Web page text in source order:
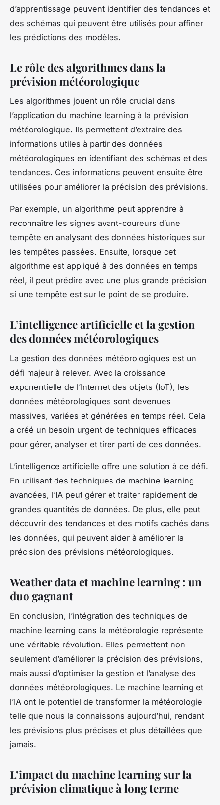
d’apprentissage peuvent identifier des tendances et
des schémas qui peuvent être utilisés pour affiner
les prédictions des modèles.
Le rôle des algorithmes dans la
prévision météorologique
Les algorithmes jouent un rôle crucial dans
l’application du machine learning à la prévision
météorologique. Ils permettent d’extraire des
informations utiles à partir des données
météorologiques en identifiant des schémas et des
tendances. Ces informations peuvent ensuite être
utilisées pour améliorer la précision des prévisions.
Par exemple, un algorithme peut apprendre à
reconnaître les signes avant-coureurs d’une
tempête en analysant des données historiques sur
les tempêtes passées. Ensuite, lorsque cet
algorithme est appliqué à des données en temps
réel, il peut prédire avec une plus grande précision
si une tempête est sur le point de se produire.
L’intelligence artificielle et la gestion
des données météorologiques
La gestion des données météorologiques est un
défi majeur à relever. Avec la croissance
exponentielle de l’Internet des objets (IoT), les
données météorologiques sont devenues
massives, variées et générées en temps réel. Cela
a créé un besoin urgent de techniques efficaces
pour gérer, analyser et tirer parti de ces données.
L’intelligence artificielle offre une solution à ce défi.
En utilisant des techniques de machine learning
avancées, l’IA peut gérer et traiter rapidement de
grandes quantités de données. De plus, elle peut
découvrir des tendances et des motifs cachés dans
les données, qui peuvent aider à améliorer la
précision des prévisions météorologiques.
Weather data et machine learning : un
duo gagnant
En conclusion, l’intégration des techniques de
machine learning dans la météorologie représente
une véritable révolution. Elles permettent non
seulement d’améliorer la précision des prévisions,
mais aussi d’optimiser la gestion et l’analyse des
données météorologiques. Le machine learning et
l’IA ont le potentiel de transformer la météorologie
telle que nous la connaissons aujourd’hui, rendant
les prévisions plus précises et plus détaillées que
jamais.
L’impact du machine learning sur la
prévision climatique à long terme